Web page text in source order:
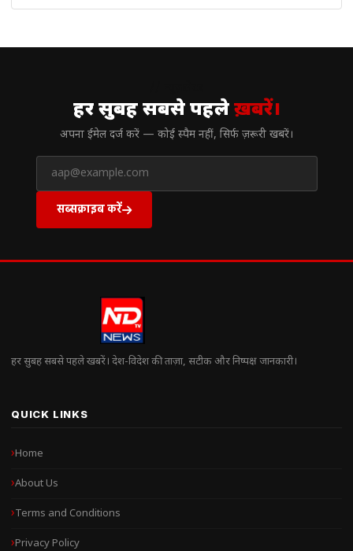
हर सुबह सबसे पहलेख़बरें।
अपना ईमेल दर्ज करें — कोई स्पैम नहीं, सिर्फ ज़रूरी खबरें।
सब्सक्राइब करें
हर सुबह सबसे पहले खबरें। देश-विदेश की ताज़ा, सटीक और निष्पक्ष जानकारी।
QUICK LINKS
Home
About Us
Terms and Conditions
Privacy Policy